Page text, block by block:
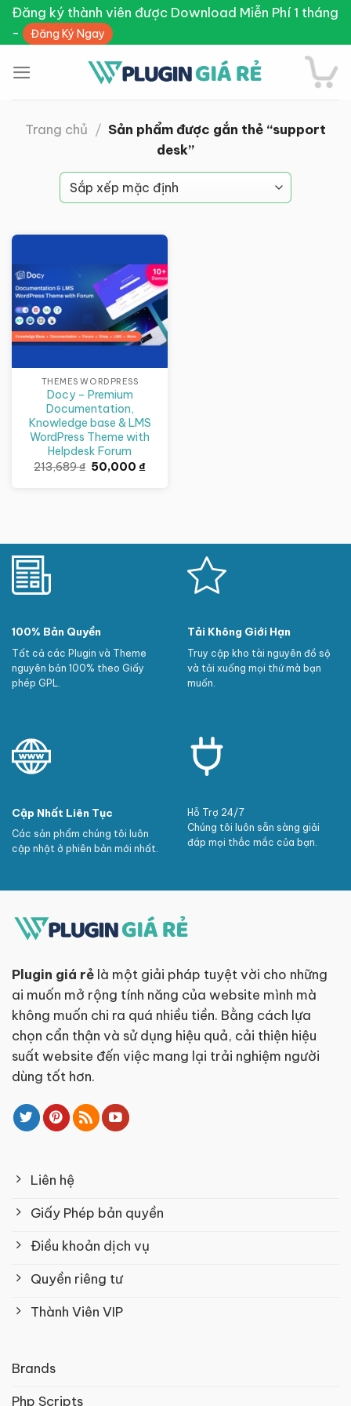
Skip
content
Đăng ký thành viên được Download Miễn Phí 1 tháng
-
Đăng Ký Ngay
Trang chủ / Sản phẩm được gắn thẻ “support
desk”
THEMES WORDPRESS
Docy – Premium
Documentation,
Knowledge base & LMS
WordPress Theme with
Helpdesk Forum
213,689₫ Giá
gốc
50,000₫Giá
100% Bản Quyền
Tất cả các Plugin và Theme
nguyên bản 100% theo Giấy
phép GPL.
Tải Không Giới Hạn
Truy cập kho tài nguyên đồ sộ
và tải xuống mọi thứ mà bạn
muốn.
Cập Nhất Liên Tục
Các sản phẩm chúng tôi luôn
cập nhật ở phiên bản mới nhất.
Hỗ Trợ 24/7
Chúng tôi luôn sẵn sàng giải
đáp mọi thắc mắc của bạn.
Plugin giá rẻ là một giải pháp tuyệt vời cho những
ai muốn mở rộng tính năng của website mình mà
không muốn chi ra quá nhiều tiền. Bằng cách lựa
chọn cẩn thận và sử dụng hiệu quả, cải thiện hiệu
suất website đến việc mang lại trải nghiệm người
dùng tốt hơn.
Liên hệ
Giấy Phép bản quyền
Điều khoản dịch vụ
Quyền riêng tư
Thành Viên VIP
Brands
Php Scripts